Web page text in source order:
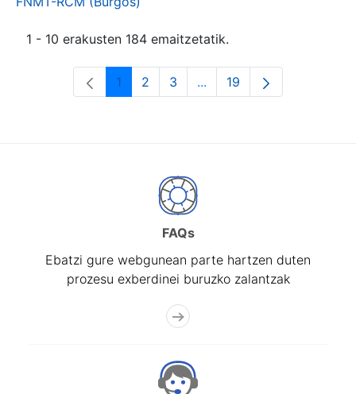
1 - 10 erakusten 184 emaitzetatik.
Orrialdea
1 Orrialdea
2 Orrialdea
3 ...Intermediate Pages Use
Orrialdea
19
FAQs
Ebatzi gure webgunean parte hartzen duten
prozesu exberdinei buruzko zalantzak